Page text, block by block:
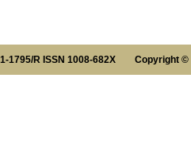
1795/R ISSN 1008-682X